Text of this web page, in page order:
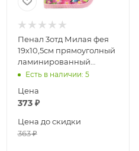
Пенал 3отд Милая фея
19х10,5см прямоуголный
ламинированный
картон ПН-5952
Есть в наличии: 5
Цена
373₽
Цена до скидки
363₽